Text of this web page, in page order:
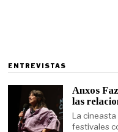
ENTREVISTAS
Anxos
las
La
festivales